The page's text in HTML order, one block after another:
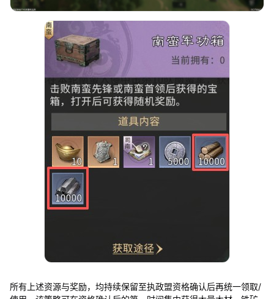
所有上述资源与奖励，均持续保留至执政盟资格确认后再统一领取/